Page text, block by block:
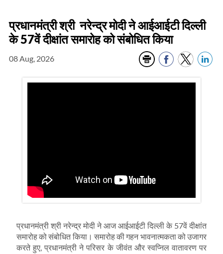
प्रधानमंत्री श्री नरेन्द्र मोदी ने आईआईटी दिल्ली
के 57वें दीक्षांत समारोह को संबोधित किया
08 Aug, 2026
प्रधानमंत्री श्री नरेन्द्र मोदी ने आज आईआईटी दिल्ली के 57वें दीक्षांत
समारोह को संबोधित किया। समारोह की गहन भावनात्मकता को उजागर
करते हुए ,प्रधानमंत्री ने परिसर के जीवंत और स्वप्निल वातावरण पर